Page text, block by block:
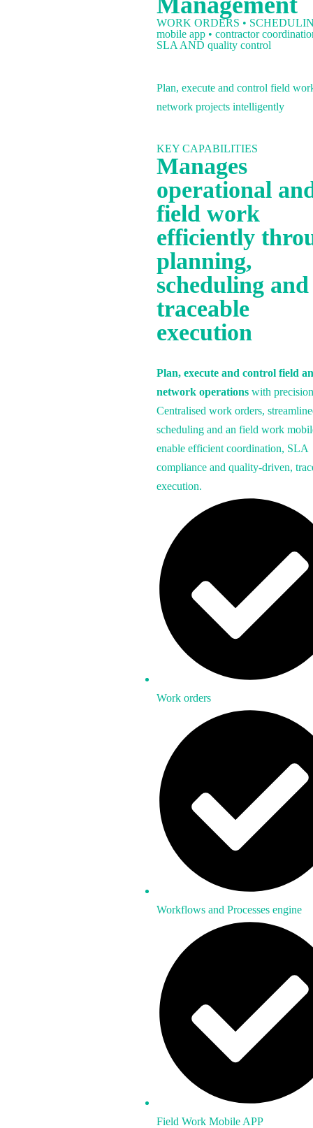
WORK ORDERS •
mobile app • contractor
SLA AND quality control
Plan, execute and control field
network projects intelligently
KEY CAPABILITIES
Manages
operational
field work
efficiently
planning,
scheduling and
traceable
execution
Plan, execute and control field
network operations with
Centralised work orders,
scheduling and an field work
enable efficient coordination, SLA
compliance and quality-driven,
execution.
Work orders
Workflows and Processes engine
Field Work Mobile APP